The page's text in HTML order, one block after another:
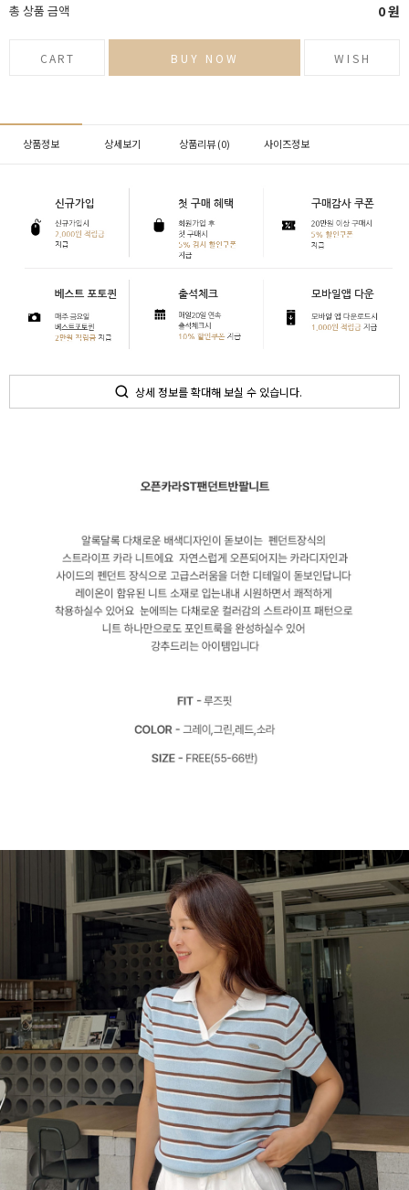
총 상품 금액 0원
CART BUY NOW WISH
상품정보 상세보기 상품리뷰 (0) 사이즈정보
상세 정보를 확대해 보실 수 있습니다.